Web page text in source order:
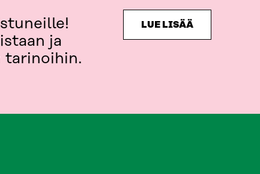
ja
tarinoihin.
LUE LISÄÄ